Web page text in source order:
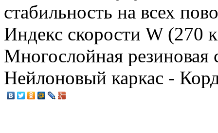
стабильность на всех
Индекс скорости W (270
Многослойная резиновая
Нейлоновый каркас -